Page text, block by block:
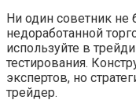
Ни один советник не
недоработанной
используйте в
тестирования.
экспертов, но
трейдер.